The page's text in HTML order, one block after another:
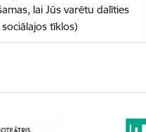
lai Jūs varētu dalīties
tīklos)